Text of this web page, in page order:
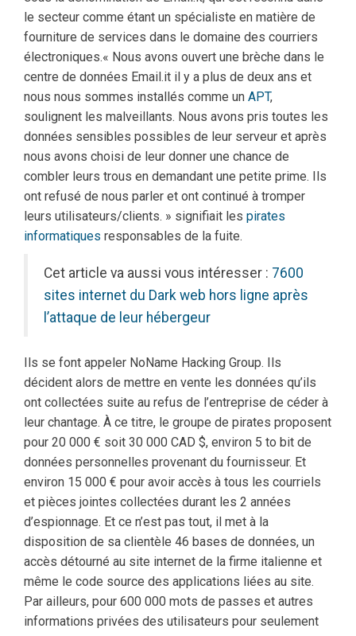
le secteur comme étant un spécialiste en matière de
fourniture de services dans le domaine des courriers
électroniques.« Nous avons ouvert une brèche dans le
centre de données Email.it il y a plus de deux ans et
nous nous sommes installés comme un APT,
soulignent les malveillants. Nous avons pris toutes les
données sensibles possibles de leur serveur et après
nous avons choisi de leur donner une chance de
combler leurs trous en demandant une petite prime. Ils
ont refusé de nous parler et ont continué à tromper
leurs utilisateurs/clients. » signifiait les pirates
informatiques responsables de la fuite.
Cet article va aussi vous intéresser : 7600
sites internet du Dark web hors ligne après
l’attaque de leur hébergeur
Ils se font appeler NoName Hacking Group. Ils
décident alors de mettre en vente les données qu’ils
ont collectées suite au refus de l’entreprise de céder à
leur chantage. À ce titre, le groupe de pirates proposent
pour 20 000 € soit 30 000 CAD $, environ 5 to bit de
données personnelles provenant du fournisseur. Et
environ 15 000 € pour avoir accès à tous les courriels
et pièces jointes collectées durant les 2 années
d’espionnage. Et ce n’est pas tout, il met à la
disposition de sa clientèle 46 bases de données, un
accès détourné au site internet de la firme italienne et
même le code source des applications liées au site.
Par ailleurs, pour 600 000 mots de passes et autres
informations privées des utilisateurs pour seulement